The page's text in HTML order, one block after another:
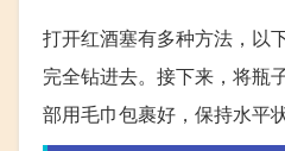
打开红酒塞有多种方法，以
完全钻进去。接下来，将瓶
部用毛巾包裹好，保持水平